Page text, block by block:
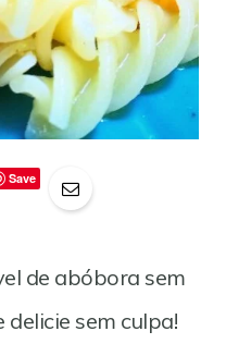
Save
de abóbora sem
delicie sem culpa!